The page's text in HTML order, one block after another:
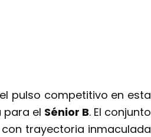
pulso competitivo en esta
para el Sénior B. El conjunto
trayectoria inmaculada